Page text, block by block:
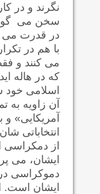
نگرند و در
سخن می
در قدرت می
با هم در
می کنند و
که در هاله
اسلامی خود
آن زاویه
آمریکایی»
انتخاباتی
از دمکراسی
ایشان، می
دموکراسی
ایشان است.